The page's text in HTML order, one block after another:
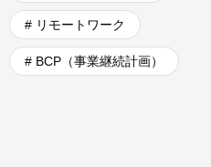
# リモートワーク
# BCP（事業継続計画）